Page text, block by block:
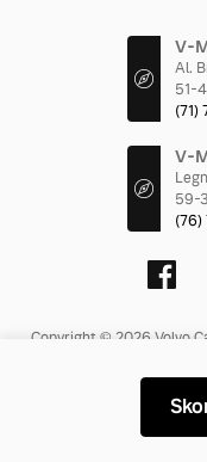
V-
Al.
51-
(71)
V-
59-
(76)
Copyright © 2026 Volvo